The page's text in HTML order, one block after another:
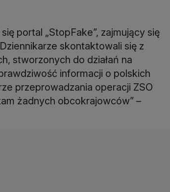
portal „StopFake”, zajmujący się
skontaktowali się z
stworzonych do działań na
informacji o polskich
przeprowadzania operacji ZSO
żadnych obcokrajowców” –